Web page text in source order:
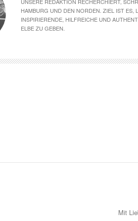
UNSERE REDAKTION RECHERCHIERT,
HAMBURG UND DEN NORDEN. ZIEL IST ES,
INSPIRIERENDE, HILFREICHE UND
ELBE ZU GEBEN.
Mit